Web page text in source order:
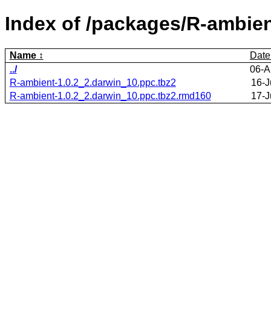
Index of /packages/R-
Name
Date
../
06-
R-ambient-1.0.2_2.darwin_10.ppc.tbz2
16-
R-ambient-1.0.2_2.darwin_10.ppc.tbz2.rmd160
17-